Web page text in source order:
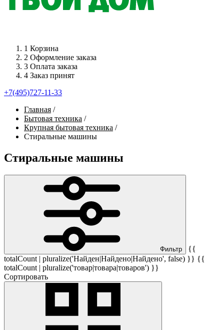
1 Корзина
2 Оформление заказа
3 Оплата заказа
4 Заказ принят
+7(495)727-11-33
Главная /
Бытовая техника /
Крупная бытовая техника /
Стиральные машины
Стиральные машины
Фильтр
{{
totalCount | pluralize('Найден|Найдено|Найдено', false) }} {{
totalCount | pluralize('товар|товара|товаров') }}
Сортировать